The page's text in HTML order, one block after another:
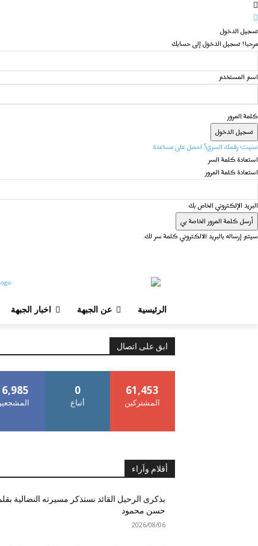
تسجيل الدخول
مرحبا! تسجيل الدخول إلى حسابك
اسم المستخدم
كلمة المرور
نسيت رقمك السري؟ احصل على مساعدة
استعادة كلمة السر
استعادة كلمة المرور
البريد الإلكتروني الخاص بك
سيتم إرساله بالبريد الالكتروني كلمة سر لك.
الرئيسية عن الجبهة اخبار الجبهة
ابق على اتصال
0
أتباع
61,453
المشتركين
أقلام واَراء
بذكرى الرحيل القائد نستذكر مسيرته النضالية
حسن محمود
2026/08/06